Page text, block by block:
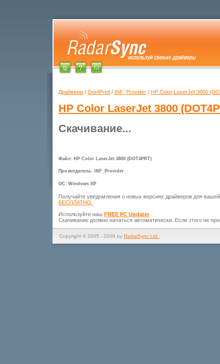
Драйверы / Dot4Print / INF_Provider / HP Color LaserJet 3800
HP Color LaserJet 3800
Скачивание...
Файл: HP Color LaserJet 3800 (DOT4PRT)
Прозводитель: INF_Provider
ОС: Windows XP
Получайте уведомления о новых версиях драйверов для
БЕСПЛАТНО.
Используйте наш FREE PC Updater.
Скачивание должно начаться автоматически. Если этого не
Copyright © 2005 - 2009 by RadarSync Ltd.